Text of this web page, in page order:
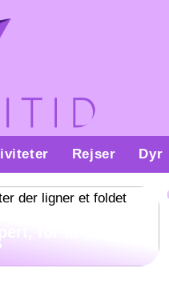
Rejser Dyr
virkelig være
for at gøre